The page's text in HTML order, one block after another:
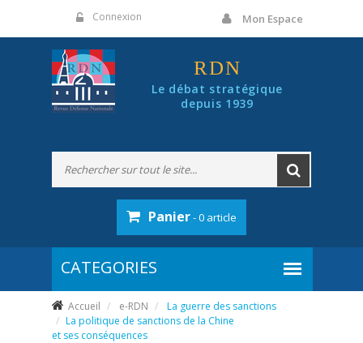
Connexion Mon Espace
RDN
Le débat stratégique
depuis 1939
Panier- 0 article
Accueil e-RDN
La guerre des sanctions
La politique de sanctions de la Chine
et ses conséquences